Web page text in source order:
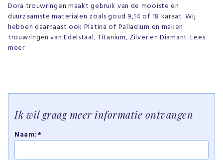
Dora trouwringen maakt gebruik van de mooiste en
duurzaamste materialen zoals goud 9,14 of 18 karaat. Wij
hebben daarnaast ook Platina of Palladium en maken
trouwringen van Edelstaal, Titanium, Zilver en Diamant. Lees
meer
Ik wil graag meer informatie ontvangen
Naam:*